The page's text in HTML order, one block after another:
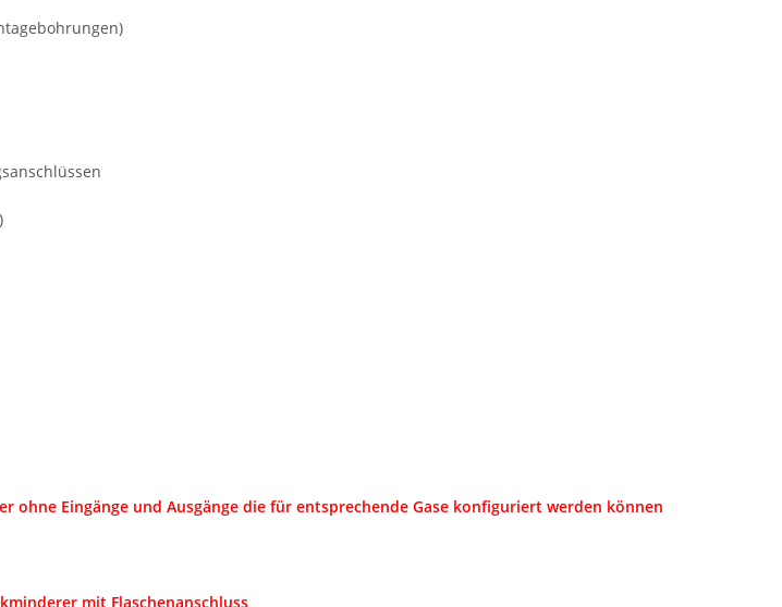
ohne Eingänge und Ausgänge die für entsprechende Gase konfiguriert werden können
mit Flaschenanschluss